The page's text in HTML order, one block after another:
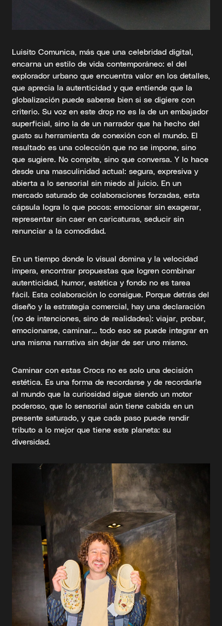
Luisito Comunica, más que una celebridad digital,
encarna un estilo de vida contemporáneo: el del
explorador urbano que encuentra valor en los detalles,
que aprecia la autenticidad y que entiende que la
globalización puede saberse bien si se digiere con
criterio. Su voz en este drop no es la de un embajador
superficial, sino la de un narrador que ha hecho del
gusto su herramienta de conexión con el mundo. El
resultado es una colección que no se impone, sino
que sugiere. No compite, sino que conversa. Y lo hace
desde una masculinidad actual: segura, expresiva y
abierta a lo sensorial sin miedo al juicio. En un
mercado saturado de colaboraciones forzadas, esta
cápsula logra lo que pocos: emocionar sin exagerar,
representar sin caer en caricaturas, seducir sin
renunciar a la comodidad.
En un tiempo donde lo visual domina y la velocidad
impera, encontrar propuestas que logren combinar
autenticidad, humor, estética y fondo no es tarea
fácil. Esta colaboración lo consigue. Porque detrás del
diseño y la estrategia comercial, hay una declaración
(no de intenciones, sino de realidades): viajar, probar,
emocionarse, caminar… todo eso se puede integrar en
una misma narrativa sin dejar de ser uno mismo.
Caminar con estas Crocs no es solo una decisión
estética. Es una forma de recordarse y de recordarle
al mundo que la curiosidad sigue siendo un motor
poderoso, que lo sensorial aún tiene cabida en un
presente saturado, y que cada paso puede rendir
tributo a lo mejor que tiene este planeta: su
diversidad.